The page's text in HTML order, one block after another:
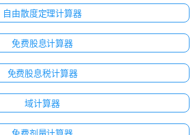
自由散度定理计算器
免费股息计算器
免费股息税计算器
域计算器